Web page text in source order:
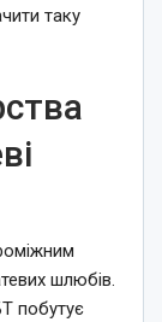
таку
шлюбів.
побутує